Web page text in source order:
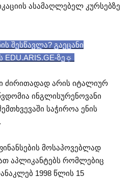
ასამაღლებელ კურსებზე
შესწავლა? გაეცანი
ზე☼
ძირითადად არის იტალიურ
ინგლისურენოვანი
საჭიროა ენის
მოსაპოვებლად
აპლიკანტებს რომლებიც
1998 წლის 15